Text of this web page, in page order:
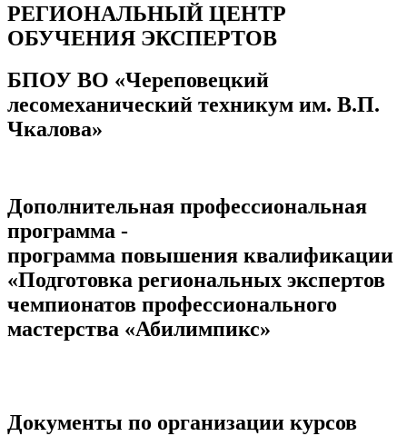
РЕГИОНАЛЬНЫЙ ЦЕНТР
ОБУЧЕНИЯ ЭКСПЕРТОВ
БПОУ ВО «Череповецкий
лесомеханический техникум им. В.П.
Чкалова»
Дополнительная профессиональная
программа -
программа повышения квалификации
«Подготовка региональных экспертов
чемпионатов профессионального
мастерства «Абилимпикс»
Документы по организации курсов